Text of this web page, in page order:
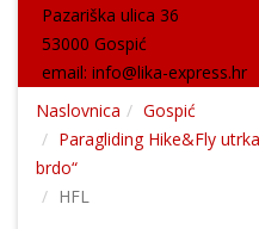
Pazariška ulica 36
53000 Gospić
email: info@lika-express.hr
Naslovnica
Gospić
Paragliding Hike&Fly
brdo“
HFL